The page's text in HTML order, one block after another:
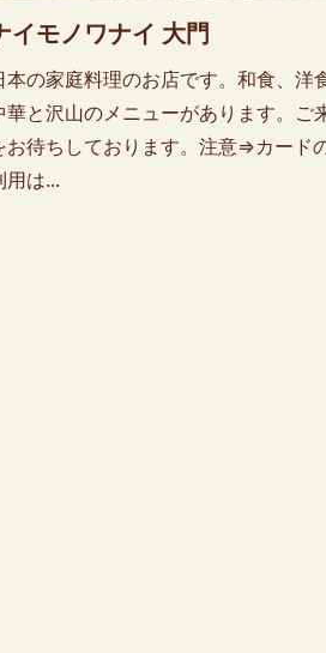
イモノワナイ 大門
本の家庭料理のお店です。和食、洋食
華と沢山のメニューがあります。ご
お待ちしております。注意⇒カード
用は...